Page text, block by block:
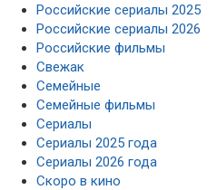
Российские сериалы 2025
Российские сериалы 2026
Российские фильмы
Свежак
Семейные
Семейные фильмы
Сериалы
Сериалы 2025 года
Сериалы 2026 года
Скоро в кино